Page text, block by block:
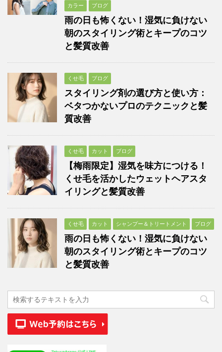
カラー ブログ
雨の日も怖くない！湿気に負けない
朝のスタイリング術とキープのコツ
と髪質改善
くせ毛 ブログ
スタイリング剤の選び方と使い方：
ベタつかないプロのテクニックと髪
質改善
くせ毛 カット ブログ
【梅雨限定】湿気を味方につける！
くせ毛を活かしたウェットヘアスタ
イリングと髪質改善
くせ毛 カット シャンプー＆トリートメント ブログ
雨の日も怖くない！湿気に負けない
朝のスタイリング術とキープのコツ
と髪質改善